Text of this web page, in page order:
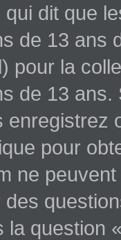
qui dit que
de 13 ans
pour la
de 13 ans.
enregistrez
pour
ne
des
la question